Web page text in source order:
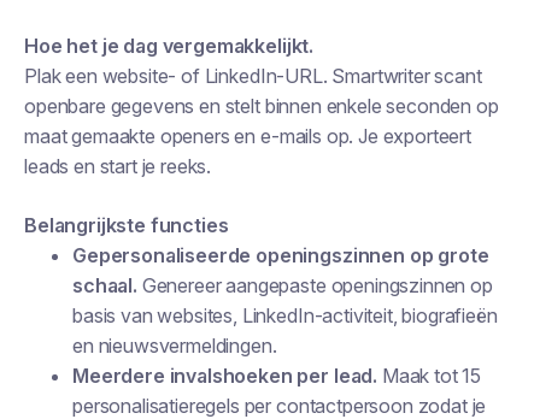
Hoe het je dag vergemakkelijkt.
Plak een website- of LinkedIn-URL. Smartwriter scant
openbare gegevens en stelt binnen enkele seconden op
maat gemaakte openers en e-mails op. Je exporteert
leads en start je reeks.
Belangrijkste functies
Gepersonaliseerde openingszinnen op grote
schaal. Genereer aangepaste openingszinnen op
basis van websites, LinkedIn-activiteit, biografieën
en nieuwsvermeldingen.
Meerdere invalshoeken per lead. Maak tot 15
personalisatieregels per contactpersoon zodat je